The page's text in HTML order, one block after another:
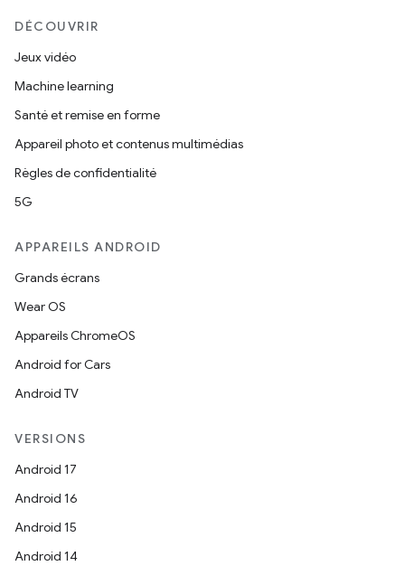
DÉCOUVRIR
Jeux vidéo
Machine learning
Santé et remise en forme
Appareil photo et contenus multimédias
Règles de confidentialité
5G
APPAREILS ANDROID
Grands écrans
Wear OS
Appareils ChromeOS
Android for Cars
Android TV
VERSIONS
Android 17
Android 16
Android 15
Android 14